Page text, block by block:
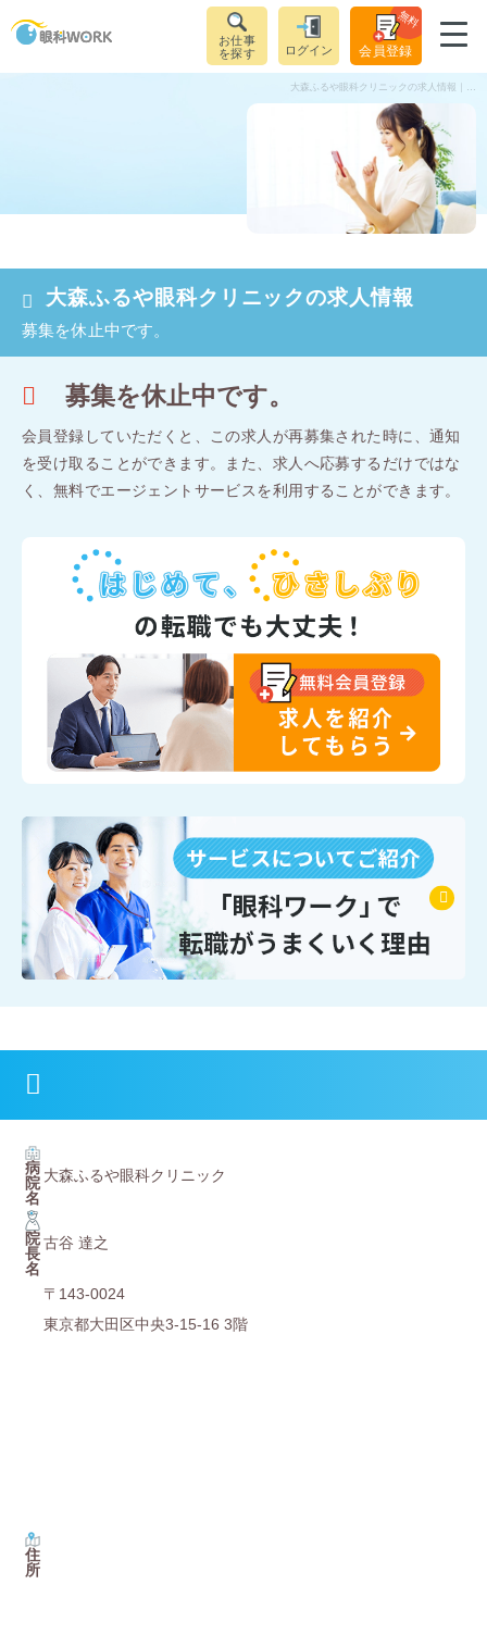
お仕事
を探す
ログイン
無料
会員登録
大森ふるや眼科クリニックの求人情報｜視能訓練士（正社員）｜東京都大田区大森駅
大森ふるや眼科クリニックの求人情報
募集を休止中です。
募集を休止中です。
会員登録していただくと、この求人が再募集された時に、通知
を受け取ることができます。
また、求人へ応募するだけではな
く、無料でエージェントサービスを利用することができます。
病
院
名
大森ふるや眼科クリニック
院
⻑
名
古谷 達之
住
所
〒143-0024
東京都大田区中央3-15-16 3階